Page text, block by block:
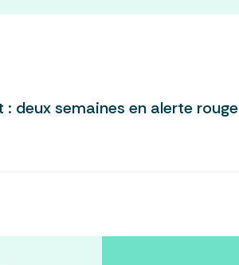
: deux semaines en alerte rouge